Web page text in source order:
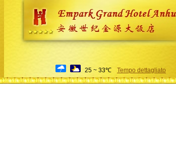
25 ~ 33℃
Tempo dettagliato